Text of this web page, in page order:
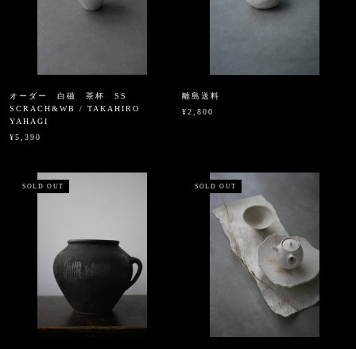
オーダー 白磁 茶杯 SS
SCRACH&WB / TAKAHIRO
YAHAGI
¥5,390
離島送料
¥2,800
SOLD OUT SOLD OUT